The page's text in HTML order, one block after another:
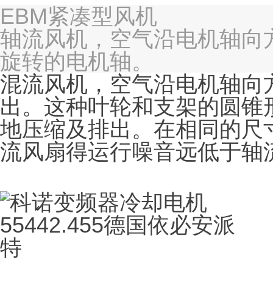
EBM紧凑型风机
轴流风机，空气沿电机轴
旋转的电机轴。
混流风机，空气沿电机轴
出。这种叶轮和支架的圆
地压缩及排出。在相同的
流风扇得运行噪音远低于轴